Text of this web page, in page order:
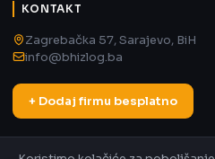
KONTAKT
Zagrebačka 57, Sarajevo, BiH
info@bhizlog.ba
+ Dodaj firmu besplatno